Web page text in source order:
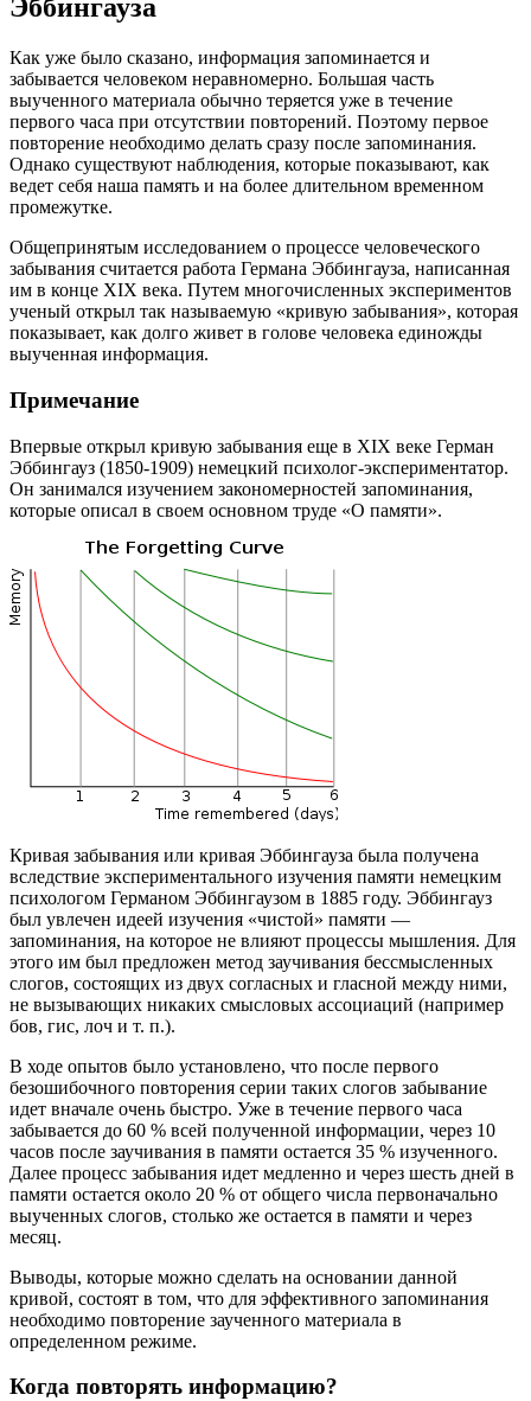
Эббингауза
Как уже было сказано, информация запоминается и
забывается человеком неравномерно. Большая часть
выученного материала обычно теряется уже в течение
первого часа при отсутствии повторений. Поэтому первое
повторение необходимо делать сразу после запоминания.
Однако существуют наблюдения, которые показывают, как
ведет себя наша память и на более длительном временном
промежутке.
Общепринятым исследованием о процессе человеческого
забывания считается работа Германа Эббингауза, написанная
им в конце XIX века. Путем многочисленных экспериментов
ученый открыл так называемую «кривую забывания», которая
показывает, как долго живет в голове человека единожды
выученная информация.
Примечание
Впервые открыл кривую забывания еще в XIX веке Герман
Эббингауз (1850-1909) немецкий психолог-экспериментатор.
Он занимался изучением закономерностей запоминания,
которые описал в своем основном труде «О памяти».
Кривая забывания или кривая Эббингауза была получена
вследствие экспериментального изучения памяти немецким
психологом Германом Эббингаузом в 1885 году. Эббингауз
был увлечен идеей изучения «чистой» памяти —
запоминания, на которое не влияют процессы мышления. Для
этого им был предложен метод заучивания бессмысленных
слогов, состоящих из двух согласных и гласной между ними,
не вызывающих никаких смысловых ассоциаций (например
бов, гис, лоч и т. п.).
В ходе опытов было установлено, что после первого
безошибочного повторения серии таких слогов забывание
идет вначале очень быстро. Уже в течение первого часа
забывается до 60 % всей полученной информации, через 10
часов после заучивания в памяти остается 35 % изученного.
Далее процесс забывания идет медленно и через шесть дней в
памяти остается около 20 % от общего числа первоначально
выученных слогов, столько же остается в памяти и через
месяц.
Выводы, которые можно сделать на основании данной
кривой, состоят в том, что для эффективного запоминания
необходимо повторение заученного материала в
определенном режиме.
Когда повторять информацию?